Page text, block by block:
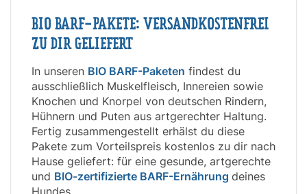
BIO BARF-PAKETE: VERSANDKOSTENFREI
ZU DIR GELIEFERT
In unseren BIO BARF-Paketen findest du
ausschließlich Muskelfleisch, Innereien sowie
Knochen und Knorpel von deutschen Rindern,
Hühnern und Puten aus artgerechter Haltung.
Fertig zusammengestellt erhälst du diese
Pakete zum Vorteilspreis kostenlos zu dir nach
Hause geliefert: für eine gesunde, artgerechte
und BIO-zertifizierte BARF-Ernährung deines
Hundes.